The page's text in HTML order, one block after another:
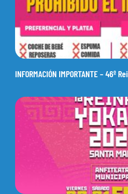
INFORMACIÓN IMPORTANTE – 46º